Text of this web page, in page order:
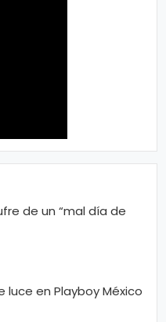
de un “mal día de
luce en Playboy México